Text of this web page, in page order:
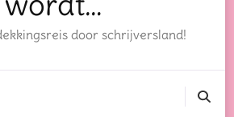
door schrijversland!